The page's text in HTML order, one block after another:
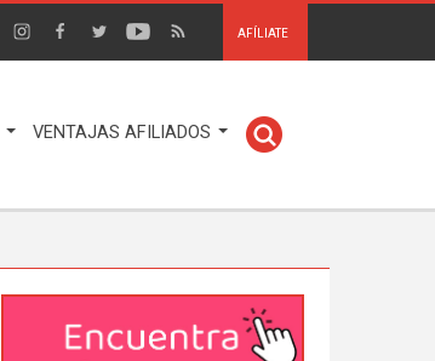
AFÍLIATE
VENTAJAS AFILIADOS